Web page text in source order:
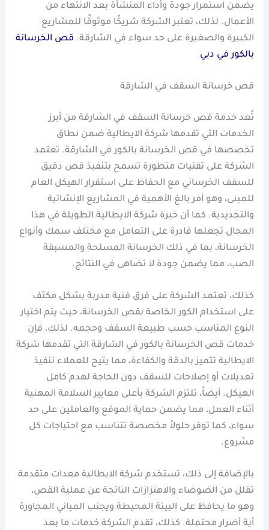
يضمن استمرار جودة وأداء المنشأة بعد الانتهاء من
الأعمال. لذلك، تعتبر الشركة شريكًا موثوقًا للمشاريع
الكبيرة والصغيرة على حد سواء في الشارقة. قص الخرسانة
بالكور في دبي
قص خرسانة السقف في الشارقة
تُعد خدمة قص خرسانة السقف في الشارقة من أبرز
الخدمات التي تقدمها شركة الايطالية ضمن نطاق
تخصصها في قص الخرسانة بالكور في الشارقة. تعتمد
الشركة على تقنيات متطورة تسمح بتنفيذ قص دقيق
للسقف الخرساني مع الحفاظ على استقرار الهيكل العام
للمبنى، وهو أمر بالغ الأهمية في المشاريع الإنشائية
والتجديدية. كما أن خبرة شركة الايطالية الطويلة في هذا
المجال تجعلها قادرة على التعامل مع مختلف سمك وأنواع
الخرسانة، بما في ذلك الخرسانة المسلحة والمسبقة
الصب، مما يضمن جودة لا تضاهى في النتائج.
كذلك، تعتمد الشركة على فرق فنية مدربة بشكل مكثف
على استخدام الكور الخاصة بقص الخرسانة، حيث يتم اختيار
النوع المناسب حسب طبيعة السقف وحجمه. لذلك، فإن
خدمات قص الخرسانة بالكور في الشارقة التي تقدمها شركة
الايطالية تتميز بالدقة والكفاءة، مما يتيح للعملاء تنفيذ
تعديلات أو إصلاحات للسقف دون الحاجة لهدم كامل
الهيكل. أيضاً، تلتزم الشركة بأعلى معايير السلامة المهنية
أثناء العمل، مما يضمن حماية الموقع والعاملين على حد
سواء، كما توفر حلولاً مخصصة تتناسب مع احتياجات كل
مشروع.
بالإضافة إلى ذلك، تستخدم شركة الايطالية معدات متقدمة
تقلل من الضوضاء والاهتزازات الناتجة عن عملية القص،
وهو ما يحافظ على البيئة المحيطة ويجنب المباني المجاورة
أية أضرار محتملة. كذلك، تقدم الشركة خدمات ما بعد